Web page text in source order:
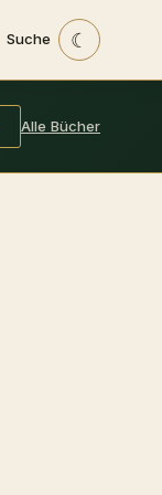
Suche ☾
Alle Bücher